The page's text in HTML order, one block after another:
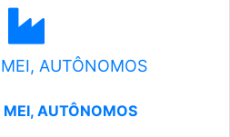
AUTÔNOMOS
MEI, AUTÔNOMOS